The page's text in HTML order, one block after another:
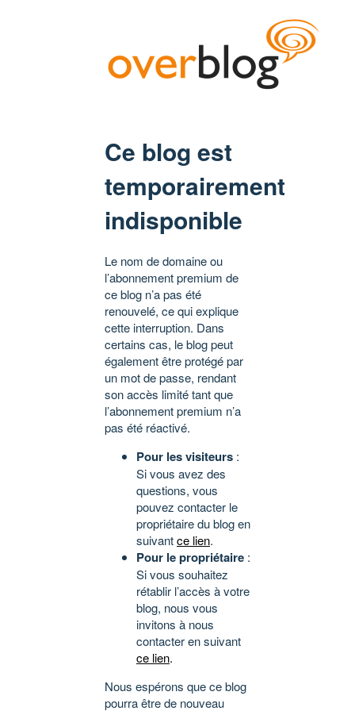
Ce blog est
temporairement
indisponible
Le nom de domaine ou
l’abonnement premium de
ce blog n’a pas été
renouvelé, ce qui explique
cette interruption. Dans
certains cas, le blog peut
également être protégé par
un mot de passe, rendant
son accès limité tant que
l’abonnement premium n’a
pas été réactivé.
Pour les visiteurs :
Si vous avez des
questions, vous
pouvez contacter le
propriétaire du blog en
suivantce lien.
Pour le propriétaire :
Si vous souhaitez
rétablir l’accès à votre
blog, nous vous
invitons à nous
contacter en suivant
ce lien.
Nous espérons que ce blog
pourra être de nouveau